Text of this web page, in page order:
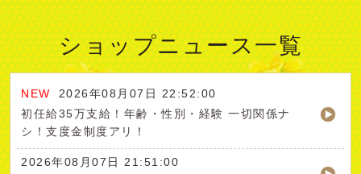
ショップニュース一覧
初任給35万支給！年齢・性別・経験 一切関係ナ
シ！支度金制度アリ！
2026年08月07日 22:52:00
2026年08月07日 21:51:00